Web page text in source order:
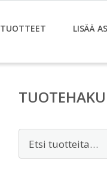
TUOTTEET LISÄÄ
TUOTEHAKU